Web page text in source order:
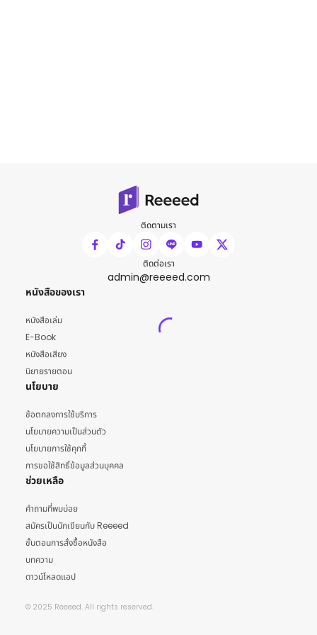
ติดตามเรา
ติดต่อเรา
admin@reeeed.com
หนังสือของเรา
หนังสือเล่ม
E-Book
หนังสือเสียง
นิยายรายตอน
นโยบาย
ข้อตกลงการใช้บริการ
นโยบายความเป็นส่วนตัว
นโยบายการใช้คุกกี้
การขอใช้สิทธิ์ข้อมูลส่วนบุคคล
ช่วยเหลือ
คำถามที่พบบ่อย
สมัครเป็นนักเขียนกับ Reeeed
ขั้นตอนการสั่งซื้อหนังสือ
บทความ
ดาวน์โหลดแอป
© 2025 Reeeed. All rights reserved.